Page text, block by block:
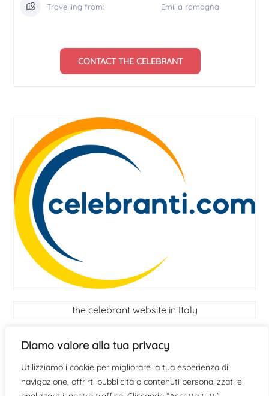
Diamo valore alla tua privacy
Utilizziamo i cookie per migliorare la tua esperienza di
navigazione, offrirti pubblicità o contenuti personalizzati e
Travelling from: Emilia romagna
CONTACT THE CELEBRANT
the celebrant website in Italy
Celebrant
find out if you have the qualities to become a
celebrant click here